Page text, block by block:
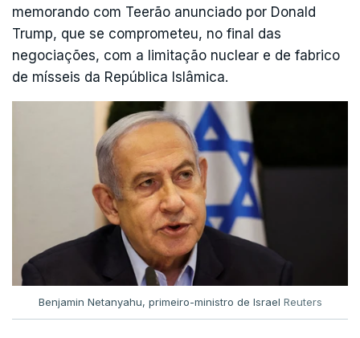
memorando com Teerão anunciado por Donald
Trump, que se comprometeu, no final das
negociações, com a limitação nuclear e de fabrico
de mísseis da República Islâmica.
Benjamin Netanyahu, primeiro-ministro de Israel Reuters